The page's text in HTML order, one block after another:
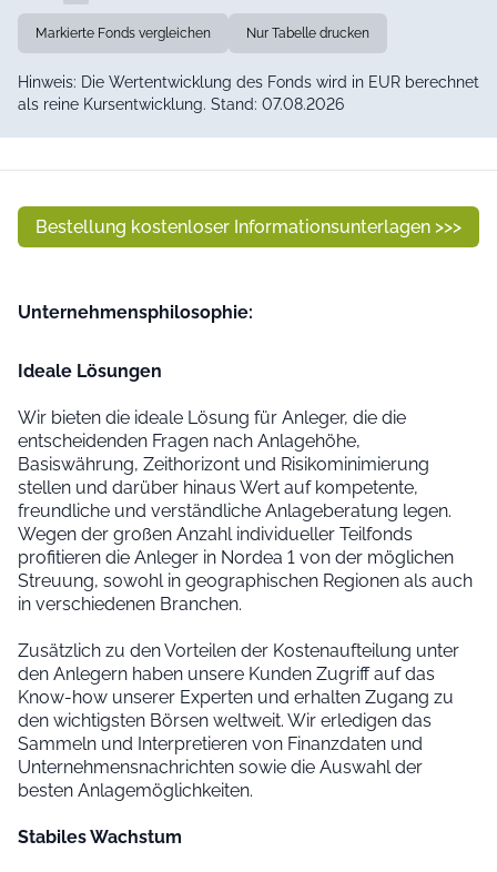
Markierte Fonds vergleichen Nur Tabelle drucken
Hinweis: Die Wertentwicklung des Fonds wird in EUR berechnet
als reine Kursentwicklung. Stand: 07.08.2026
Bestellung kostenloser Informationsunterlagen >>>
Unter­nehmens­philo­sophie:
Ideale Lösungen
Wir bieten die ideale Lösung für Anleger, die die
entscheidenden Fragen nach Anlagehöhe,
Basiswährung, Zeithorizont und Risikominimierung
stellen und darüber hinaus Wert auf kompetente,
freundliche und verständliche Anlageberatung legen.
Wegen der großen Anzahl individueller Teilfonds
profitieren die Anleger in Nordea 1 von der möglichen
Streuung, sowohl in geographischen Regionen als auch
in verschiedenen Branchen.
Zusätzlich zu den Vorteilen der Kostenaufteilung unter
den Anlegern haben unsere Kunden Zugriff auf das
Know-how unserer Experten und erhalten Zugang zu
den wichtigsten Börsen weltweit. Wir erledigen das
Sammeln und Interpretieren von Finanzdaten und
Unternehmensnachrichten sowie die Auswahl der
besten Anlagemöglichkeiten.
Stabiles Wachstum